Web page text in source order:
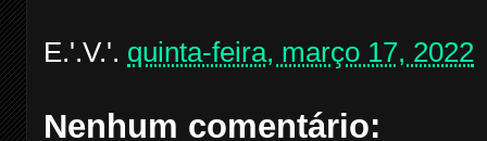
E.'.V.'. quinta-feira, março 17, 2022
Nenhum comentário: